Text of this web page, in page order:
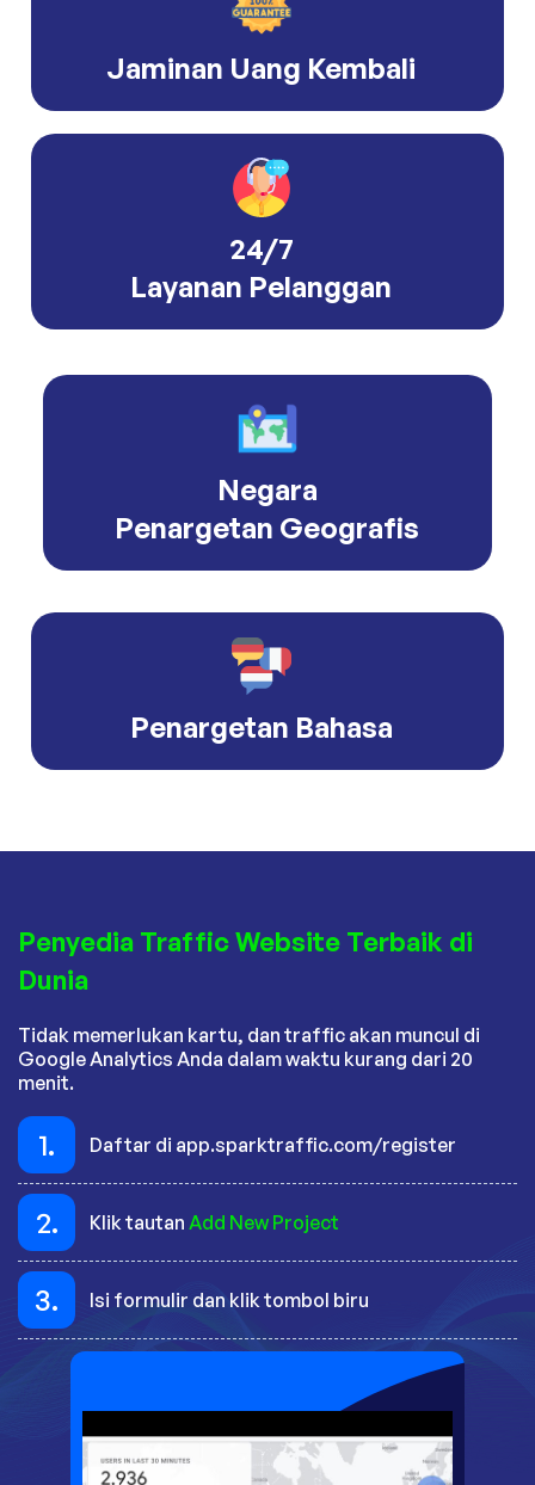
Jaminan Uang Kembali
24/7
Layanan Pelanggan
Negara
Penargetan Geografis
Penargetan Bahasa
Penyedia Traffic Website Terbaik di
Dunia
Tidak memerlukan kartu, dan traffic akan muncul di
Google Analytics Anda dalam waktu kurang dari 20
menit.
1. Daftar di app.sparktraffic.com/register
2. Klik tautan Add New Project
3. Isi formulir dan klik tombol biru